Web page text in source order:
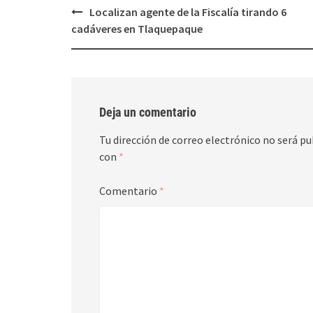
Post
navigation
Localizan agente de la Fiscalía tirando 6
cadáveres en Tlaquepaque
Deja un comentario
Tu dirección de correo electrónico no será
con *
Comentario *